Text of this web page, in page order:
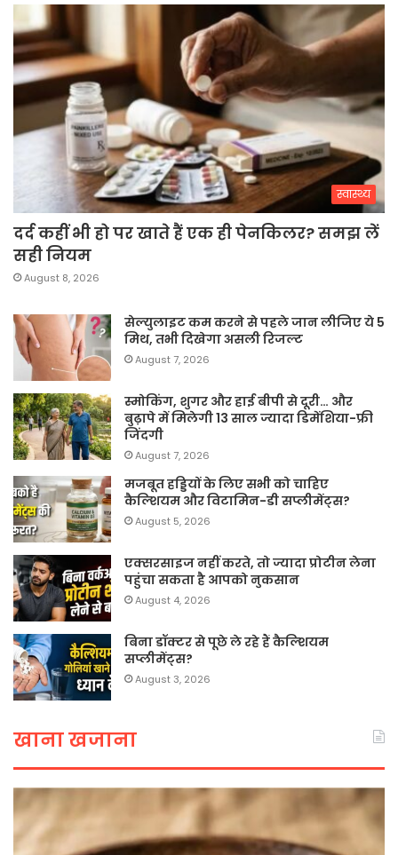
स्वास्थ्य
दर्द कहीं भी हो पर खाते हैं एक ही पेनकिलर? समझ लें
सही नियम
August 8, 2026
सेल्युलाइट कम करने से पहले जान लीजिए ये 5
मिथ, तभी दिखेगा असली रिजल्ट
August 7, 2026
स्मोकिंग, शुगर और हाई बीपी से दूरी… और
बुढ़ापे में मिलेगी 13 साल ज्यादा डिमेंशिया-फ्री
जिंदगी
August 7, 2026
मजबूत हड्डियों के लिए सभी को चाहिए
कैल्शियम और विटामिन-डी सप्लीमेंट्स?
August 5, 2026
एक्सरसाइज नहीं करते, तो ज्यादा प्रोटीन लेना
पहुंचा सकता है आपको नुकसान
August 4, 2026
बिना डॉक्टर से पूछे ले रहे हैं कैल्शियम
सप्लीमेंट्स?
August 3, 2026
खाना खजाना